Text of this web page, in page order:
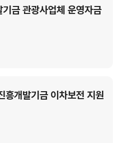
금 관광사업체 운영자금
개발기금 이차보전 지원